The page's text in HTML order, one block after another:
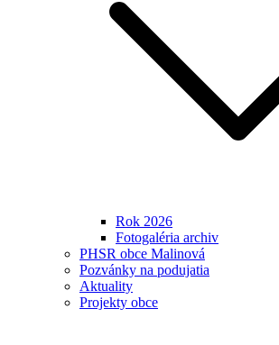
Rok 2026
Fotogaléria archiv
PHSR obce Malinová
Pozvánky na podujatia
Aktuality
Projekty obce